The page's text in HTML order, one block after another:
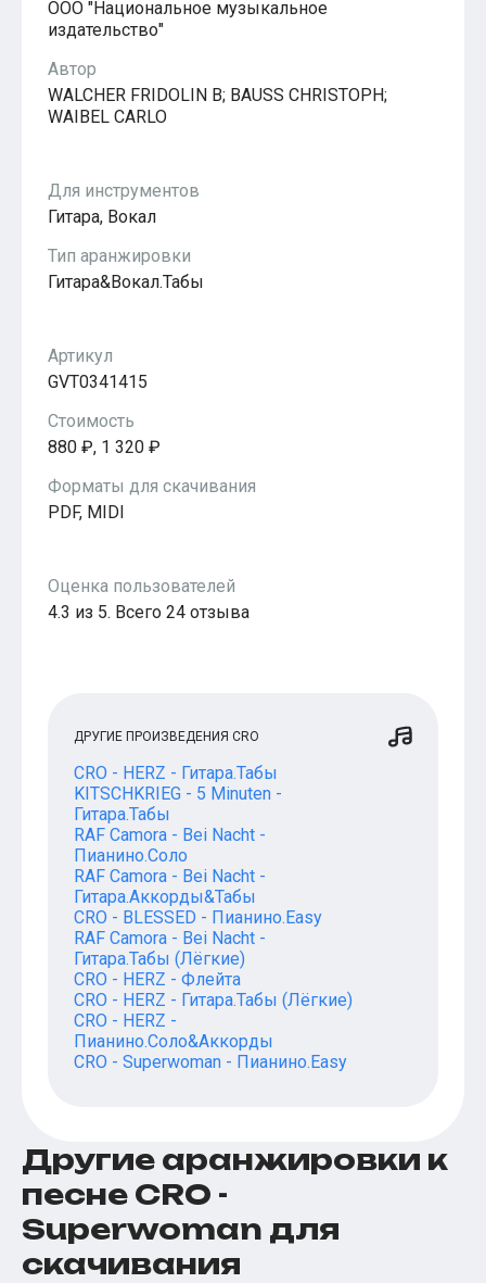
Популярное
Бесплатные
ООО "Национальное музыкальное
издательство"
Автор
WALCHER FRIDOLIN B; BAUSS CHRISTOPH;
WAIBEL CARLO
Для инструментов
Гитара, Вокал
Тип аранжировки
Гитара&Вокал.Табы
Артикул
GVT0341415
Стоимость
880 ₽, 1 320 ₽
Форматы для скачивания
PDF, MIDI
Оценка пользователей
4.3 из 5. Всего 24 отзыва
ДРУГИЕ ПРОИЗВЕДЕНИЯ CRO
CRO - HERZ - Гитара.Табы
KITSCHKRIEG - 5 Minuten -
Гитара.Табы
RAF Camora - Bei Nacht -
Пианино.Соло
RAF Camora - Bei Nacht -
Гитара.Аккорды&Табы
CRO - BLESSED - Пианино.Easy
RAF Camora - Bei Nacht -
Гитара.Табы (Лёгкие)
CRO - HERZ - Флейта
CRO - HERZ - Гитара.Табы (Лёгкие)
CRO - HERZ -
Пианино.Соло&Аккорды
CRO - Superwoman - Пианино.Easy
Другие аранжировки к
песне CRO -
Superwoman для
скачивания